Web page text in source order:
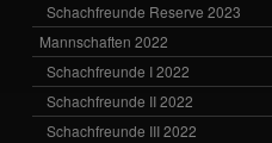
Schachfreunde Reserve 2023
Mannschaften 2022
Schachfreunde I 2022
Schachfreunde II 2022
Schachfreunde III 2022